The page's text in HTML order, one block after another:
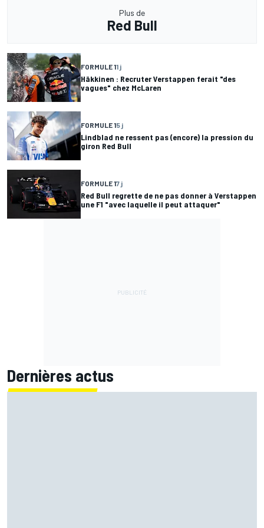
Plus de
Red Bull
FORMULE 11 j
Häkkinen : Recruter Verstappen ferait "des
vagues" chez McLaren
FORMULE 15 j
Lindblad ne ressent pas (encore) la pression du
giron Red Bull
FORMULE 17 j
Red Bull regrette de ne pas donner à Verstappen
une F1 "avec laquelle il peut attaquer"
Dernières actus